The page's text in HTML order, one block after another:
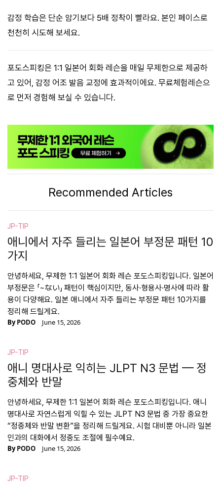
감정 학습은 단순 암기보다 5배 정착이 빨라요. 본인 페이스로
천천히 시도해 보세요.
포도스피킹은 1:1 일본어 회화 레슨을 매일 무제한으로 제공하
고 있어, 감정 어조 발음 교정에 효과적이에요. 무료체험레슨으
로 먼저 경험해 보실 수 있습니다.
Recommended Articles
JP-TIP
애니에서 자주 들리는 일본어 부정문 패턴 10
가지
안녕하세요, 무제한 1:1 일본어 회화 레슨 포도스피킹입니다. 일본어
부정문은 「~ない」 패턴이 핵심이지만, 동사·형용사·명사에 따라 활
용이 다양해요. 일본 애니에서 자주 들리는 부정문 패턴 10가지를
정리해 드릴게요.
ByPODO June 15, 2026
JP-TIP
애니 명대사로 익히는 JLPT N3 문법 — 정
중체와 반말
안녕하세요, 무제한 1:1 일본어 회화 레슨 포도스피킹입니다. 애니
명대사로 자연스럽게 익힐 수 있는 JLPT N3 문법 중 가장 중요한
“정중체와 반말 변환”을 정리해 드릴게요. 시험 대비뿐 아니라 일본
인과의 대화에서 정중도 조절에 필수예요.
ByPODO June 15, 2026
JP-TIP